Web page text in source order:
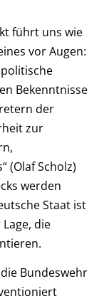
führt uns wie
vor Augen:
Bekenntnisse
der
zur
(Olaf Scholz)
werden
Staat ist
die
Bundeswehr